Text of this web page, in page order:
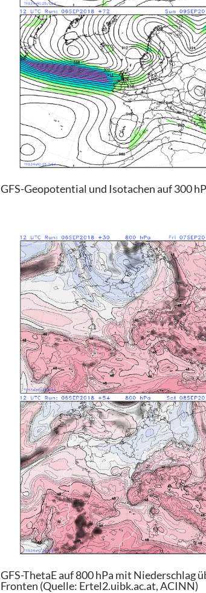
GFS-Geopotential und Isotachen auf 300
GFS-ThetaE auf 800 hPa mit Niederschlag
Fronten (Quelle: Ertel2.uibk.ac.at, ACINN)